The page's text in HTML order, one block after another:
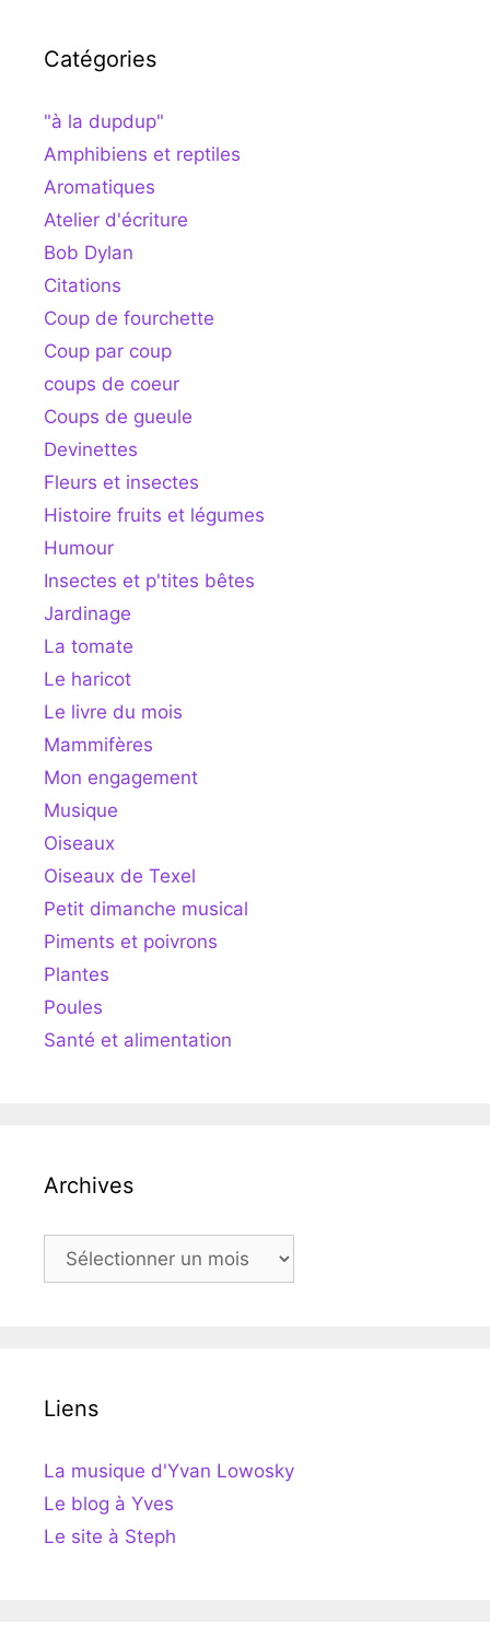
Catégories
"à la dupdup"
Amphibiens et reptiles
Aromatiques
Atelier d'écriture
Bob Dylan
Citations
Coup de fourchette
Coup par coup
coups de coeur
Coups de gueule
Devinettes
Fleurs et insectes
Histoire fruits et légumes
Humour
Insectes et p'tites bêtes
Jardinage
La tomate
Le haricot
Le livre du mois
Mammifères
Mon engagement
Musique
Oiseaux
Oiseaux de Texel
Petit dimanche musical
Piments et poivrons
Plantes
Poules
Santé et alimentation
Archives
Archives
Liens
La musique d'Yvan Lowosky
Le blog à Yves
Le site à Steph